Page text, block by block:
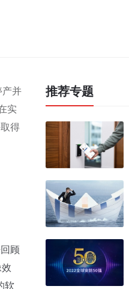
并
实
得
顾
软
推荐专题